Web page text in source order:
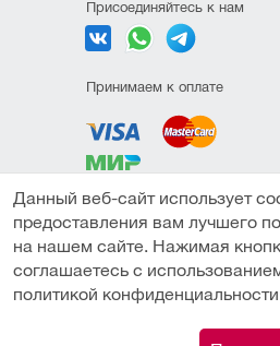
Под заказ
Присоединяйтесь к нам
Принимаем к оплате
конфиденциальности
соглашение
Публичная оферта
Данный веб-сайт использует
предоставления вам лучшего
на нашем сайте. Нажимая
соглашаетесь с
политикой